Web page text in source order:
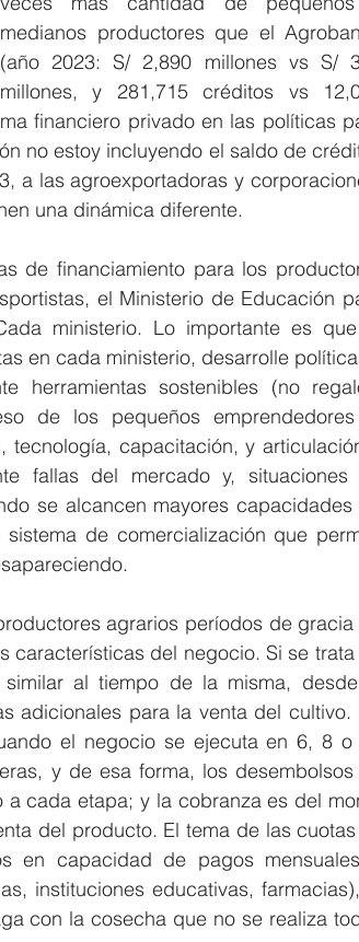
medianos productores que el
(año 2023: S/ 2,890 millones vs S/
millones, y 281,715 créditos vs
financiero privado en las políticas
no estoy incluyendo el saldo de
a las agroexportadoras y
una dinámica diferente.
de financiamiento para los
el Ministerio de Educación
ministerio. Lo importante es
en cada ministerio, desarrolle
herramientas sostenibles (no
de los pequeños
tecnología, capacitación, y
fallas del mercado y, situaciones
se alcancen mayores
de comercialización que
productores agrarios períodos de
características del negocio. Si se
al tiempo de la misma,
adicionales para la venta del cultivo.
el negocio se ejecuta en 6, 8 o
y de esa forma, los desembolsos
cada etapa; y la cobranza es del
del producto. El tema de las
en capacidad de pagos
instituciones educativas,
con la cosecha que no se realiza